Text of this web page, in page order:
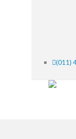
(011)